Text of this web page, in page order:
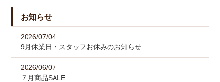
お知らせ
2026/07/04
9月休業日・スタッフお休みのお知らせ
2026/06/07
７月商品SALE